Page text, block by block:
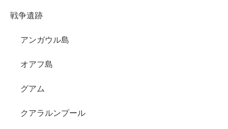
戦争遺跡
アンガウル島
オアフ島
グアム
クアラルンプール